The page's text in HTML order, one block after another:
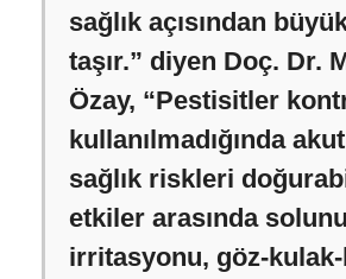
sağlık açısından
taşır.” diyen Doç. Dr.
Özay, “Pestisitler
kullanılmadığında
sağlık riskleri
etkiler arasında
irritasyonu, göz-